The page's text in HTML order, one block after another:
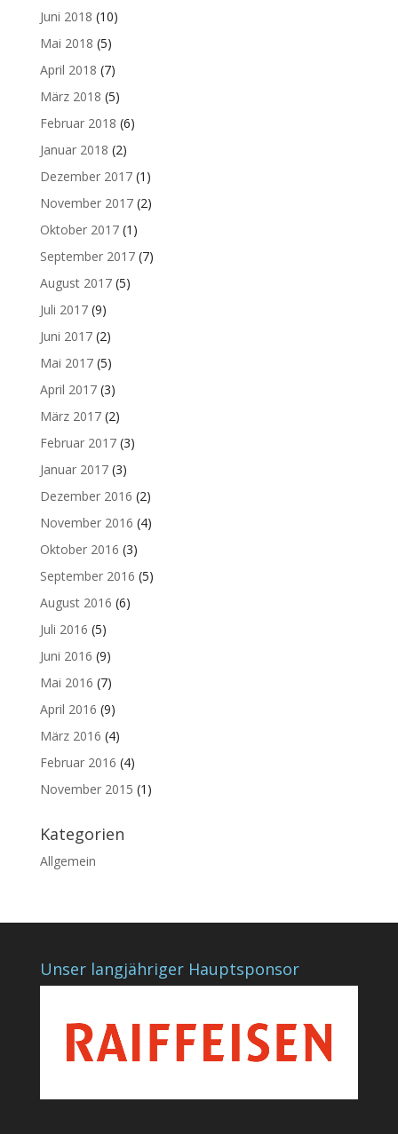
Juni 2018 (10)
Mai 2018 (5)
April 2018 (7)
März 2018 (5)
Februar 2018 (6)
Januar 2018 (2)
Dezember 2017(1)
November 2017(2)
Oktober 2017(1)
September 2017(7)
August 2017(5)
Juli 2017(9)
Juni 2017(2)
Mai 2017(5)
April 2017(3)
März 2017(2)
Februar 2017(3)
Januar 2017(3)
Dezember 2016 (2)
November 2016 (4)
Oktober 2016 (3)
September 2016 (5)
August 2016 (6)
Juli 2016 (5)
Juni 2016 (9)
Mai 2016 (7)
April 2016 (9)
März 2016 (4)
Februar 2016 (4)
November 2015 (1)
Kategorien
Allgemein
Unser langjähriger Hauptsponsor